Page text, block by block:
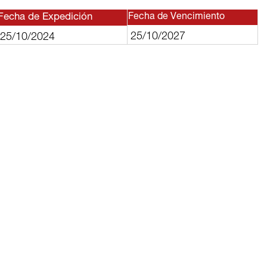
de Expedición
25/10/2024
Fecha de Vencimiento
25/10/2027